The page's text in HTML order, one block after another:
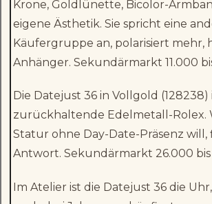
Krone, Goldlünette, Bicolor-
eigene Ästhetik. Sie spricht eine
Käufergruppe an, polarisiert mehr,
Anhänger. Sekundärmarkt 11.000
Die Datejust 36 in Vollgold (128238)
zurückhaltende Edelmetall-Rolex.
Statur ohne Day-Date-Präsenz will,
Antwort. Sekundärmarkt 26.000
Im Atelier ist die Datejust 36 die